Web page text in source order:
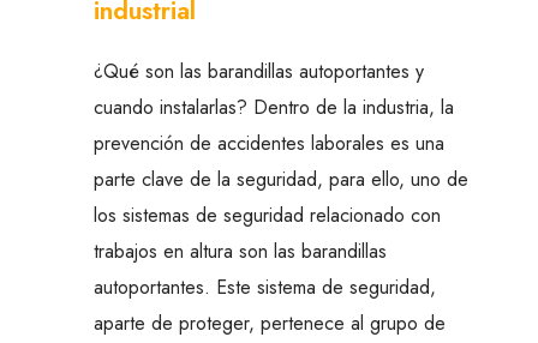
industrial
¿Qué son las barandillas autoportantes y
cuando instalarlas? Dentro de la industria, la
prevención de accidentes laborales es una
parte clave de la seguridad, para ello, uno de
los sistemas de seguridad relacionado con
trabajos en altura son las barandillas
autoportantes. Este sistema de seguridad,
aparte de proteger, pertenece al grupo de